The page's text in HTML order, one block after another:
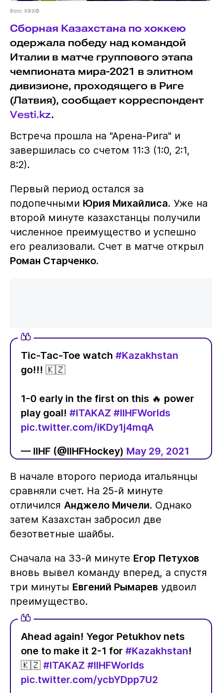
Фото: КФХ©
Сборная Казахстана по хоккею
одержала победу над командой
Италии в матче группового этапа
чемпионата мира-2021 в элитном
дивизионе, проходящего в Риге
(Латвия), сообщает корреспондент
Vesti.kz.
Встреча прошла на "Арена-Рига" и
завершилась со счетом 11:3 (1:0, 2:1,
8:2).
Первый период остался за
подопечными Юрия Михайлиса. Уже на
второй минуте казахстанцы получили
численное преимущество и успешно
его реализовали. Счет в матче открыл
Роман Старченко.
Tic-Tac-Toe watch #Kazakhstan
go!!! 🇰🇿
1-0 early in the first on this 🔥 power
play goal! #ITAKAZ #IIHFWorlds
pic.twitter.com/iKDy1j4mqA
— IIHF (@IIHFHockey) May 29, 2021
В начале второго периода итальянцы
сравняли счет. На 25-й минуте
отличился Анджело Мичели. Однако
затем Казахстан забросил две
безответные шайбы.
Сначала на 33-й минуте Егор Петухов
вновь вывел команду вперед, а спустя
три минуты Евгений Рымарев удвоил
преимущество.
Ahead again! Yegor Petukhov nets
one to make it 2-1 for #Kazakhstan!
🇰🇿 #ITAKAZ #IIHFWorlds
pic.twitter.com/ycbYDpp7U2